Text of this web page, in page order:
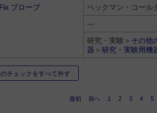
プローブ
ベックマン・コール
---
研究・実験＞ その他
器 ＞ 研究・実験用機
チェックをすべて外す
最初 前へ 1 2 3 4 5